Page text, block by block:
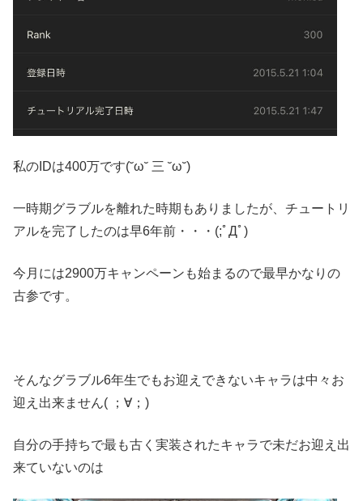
私のIDは400万です(˘ω˘ 三 ˘ω˘)
一時期グラブルを離れた時期もありましたが、チュートリ
アルを完了したのは早6年前・・・(;ﾟДﾟ)
今月には2900万キャンペーンも始まるので最早かなりの
古参です。
そんなグラブル6年生でもお迎えできないキャラは中々お
迎え出来ません( ；∀；)
自分の手持ちで最も古く実装されたキャラで未だお迎え出
来ていないのは